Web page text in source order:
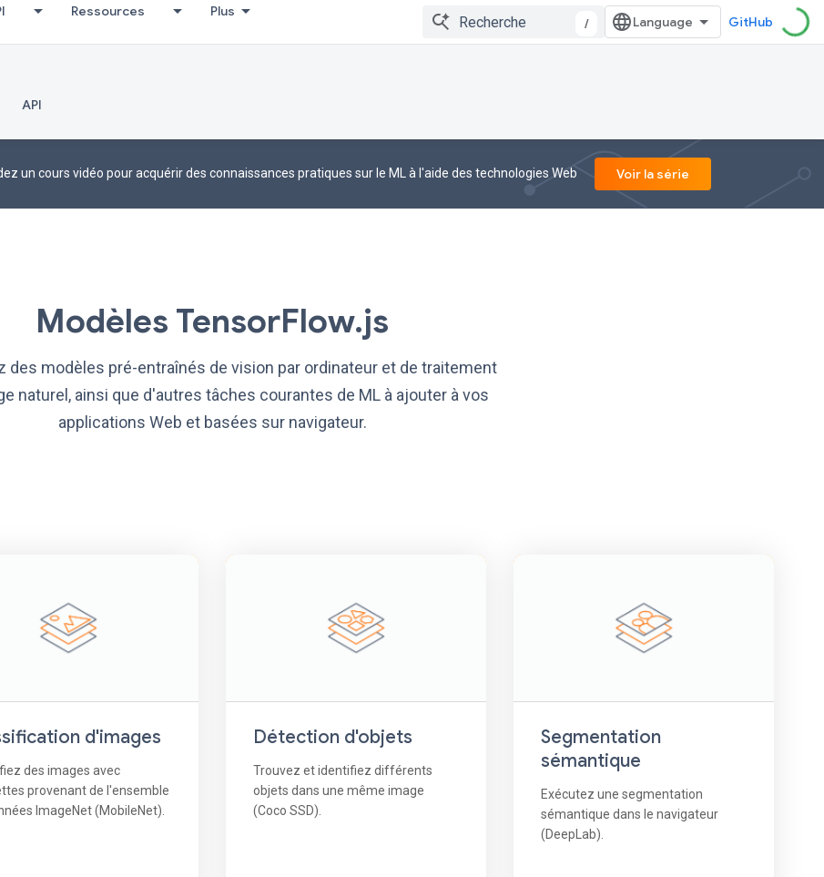
Ressources Plus
/ GitHub
API
un cours vidéo pour acquérir des connaissances pratiques sur le ML à l'aide des technologies Web Voir la série
Modèles TensorFlow.js
des modèles pré-entraînés de vision par ordinateur et de traitement
naturel, ainsi que d'autres tâches courantes de ML à ajouter à vos
applications Web et basées sur navigateur.
d'images
des images avec
provenant de l'ensemble
ImageNet (MobileNet).
Détection d'objets
Trouvez et identifiez différents
objets dans une même image
(Coco SSD).
Segmentation
sémantique
Exécutez une segmentation
sémantique dans le navigateur
(DeepLab).